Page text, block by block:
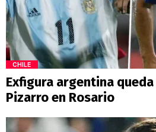
CHILE
Exfigura argentina
Pizarro en Rosario